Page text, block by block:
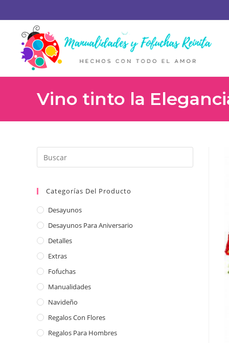
Vino tinto la
Categorías Del Producto
Desayunos
Desayunos Para Aniversario
Detalles
Extras
Fofuchas
Manualidades
Navideño
Regalos Con Flores
Regalos Para Hombres